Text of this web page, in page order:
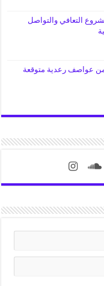
التعافي والتواصل
من عواصف رعدية متوقعة